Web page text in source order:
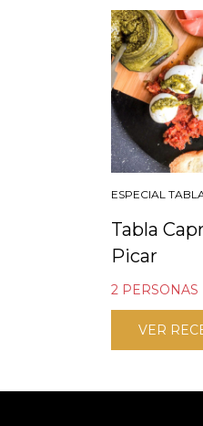
ESPECIAL
Tabla
Picar
2 PERSONAS
VER